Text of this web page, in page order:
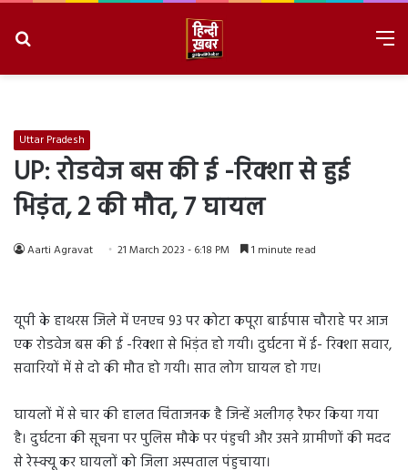
Uttar Pradesh
UP: रोडवेज बस की ई -रिक्शा से हुई
भिड़ंत, 2 की मौत, 7 घायल
Aarti Agravat 21 March 2023 - 6:18 PM 1 minute read
यूपी के हाथरस जिले में एनएच 93 पर कोटा कपूरा बाईपास चौराहे पर आज
एक रोडवेज बस की ई -रिक्शा से भिड़ंत हो गयी। दुर्घटना में ई- रिक्शा सवार,
सवारियों में से दो की मौत हो गयी। सात लोग घायल हो गए।
घायलों में से चार की हालत चिंताजनक है जिन्हें अलीगढ़ रैफर किया गया
है। दुर्घटना की सूचना पर पुलिस मौके पर पंहुची और उसने ग्रामीणों की मदद
से रेस्क्यू कर घायलों को जिला अस्पताल पंहुचाया।